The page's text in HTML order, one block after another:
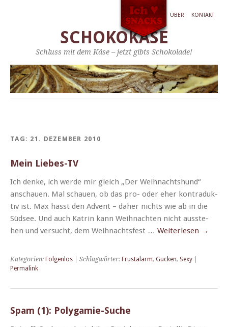
ÜBER KONTAKT
SCHOKOKÄSE
Schluss mit dem Käse – jetzt gibts Schokolade!
TAG: 21. DEZEMBER 2010
Mein Liebes-TV
Ich denke, ich werde mir gle­ich „Der Wei­h­nacht­shund“
anschauen. Mal schauen, ob das pro- oder eher kon­traduk­
tiv ist. Max has­st den Advent – daher nichts wie ab in die
Süd­see. Und auch Katrin kann Wei­h­nacht­en nicht ausste­
hen und ver­sucht, dem Wei­h­nachts­fest … Weit­er­lesen →
Kategorien: Folgenlos | Schlagwörter: Frustalarm, Gucken, Sexy
Permalink
Spam (1): Polygamie-Suche